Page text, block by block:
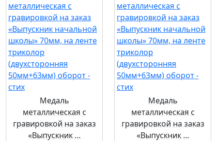
Медаль
металлическая с
гравировкой на заказ
«Выпускник …
Медаль
металлическая с
гравировкой на заказ
«Выпускник …